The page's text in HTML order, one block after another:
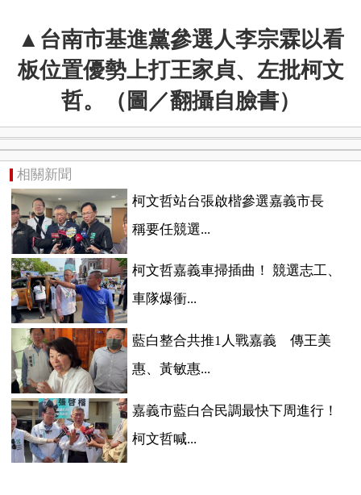
▲ 台南市基進黨參選人李宗霖以看
板位置優勢上打王家貞、左批柯文
哲。（圖／翻攝自臉書）
相關新聞
柯文哲站台張啟楷參選嘉義市長
稱要任競選...
柯文哲嘉義車掃插曲！ 競選志工、
車隊爆衝...
藍白整合共推1人戰嘉義 傳王美
惠、黃敏惠...
嘉義市藍白合民調最快下周進行！
柯文哲喊...